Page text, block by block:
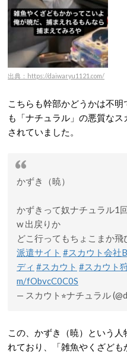
出典：https://daiwaryu1121.com/
こちらも幹部かどうかは不
も「ナチュラル」の悪質な
されていました。
かずき（暁）
かずきって奴ナチュラル1
w 出戻りか
どこ行ってもちょこまか飛
派遣サイト #スカウト会社
ディ #スカウト #スカウト
m/fObvcC0C0S
— スカウト⭐︎ナチュラル
この、かずき（暁）という
れており、「雑魚やくざども